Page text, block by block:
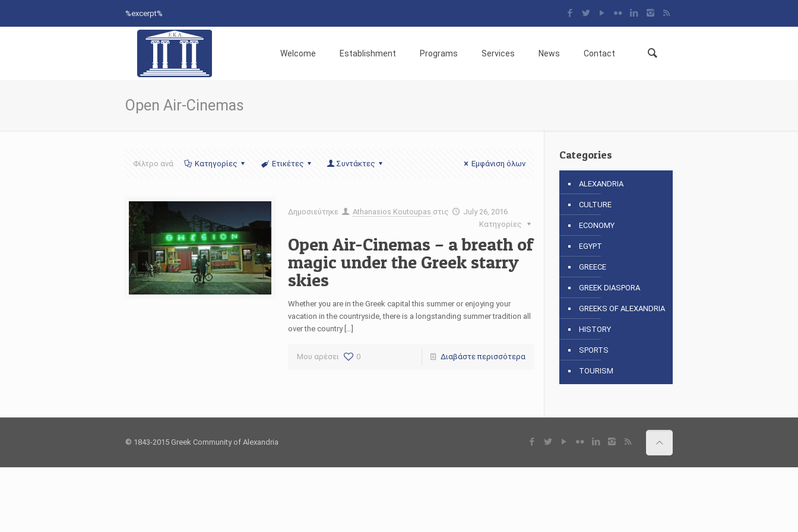
%excerpt%
Welcome Establishment Programs Services News Contact
Open Air-Cinemas
Φίλτρο ανά Κατηγορίες Ετικέτες Συντάκτες Εμφάνιση όλων
Δημοσιεύτηκε Athanasios Koutoupas στις
July 26, 2016
Κατηγορίες
Open Air-Cinemas – a breath of
magic under the Greek starry
skies
Whether you are in the Greek capital this summer or enjoying your
vacation in the countryside, there is a longstanding summer tradition all
over the country […]
Μου αρέσει 0 Διαβάστε περισσότερα
Categories
ALEXANDRIA
CULTURE
ECONOMY
EGYPT
GREECE
GREEK DIASPORA
GREEKS OF ALEXANDRIA
HISTORY
SPORTS
TOURISM
© 1843-2015 Greek Community of Alexandria